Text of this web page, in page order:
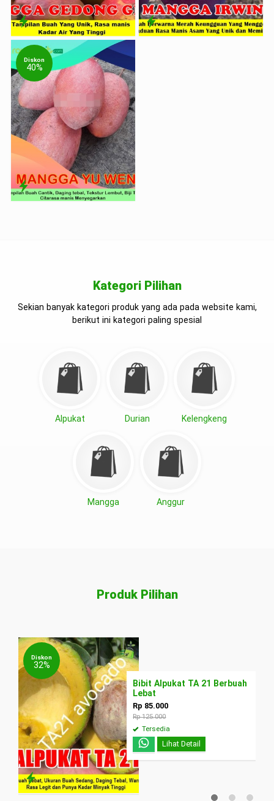
Diskon
40%
Kategori Pilihan
Sekian banyak kategori produk yang ada pada website kami,
berikut ini kategori paling spesial
Alpukat Durian Kelengkeng
Mangga Anggur
Produk Pilihan
Diskon
32%
Bibit Alpukat TA 21 Berbuah
Lebat
Rp 85.000
Rp 125.000
Tersedia
Lihat Detail